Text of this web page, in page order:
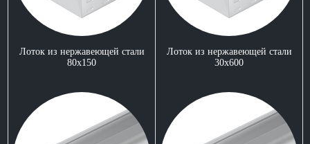
Лоток из нержавеющей стали
80x150
Лоток из нержавеющей стали
30x600